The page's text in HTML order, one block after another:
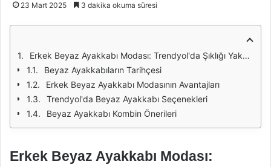
23 Mart 2025 3 dakika okuma süresi
Erkek Beyaz Ayakkabı Modası: Trendyol'da Şıklığı Yakalayın
Beyaz Ayakkabıların Tarihçesi
Erkek Beyaz Ayakkabı Modasının Avantajları
Trendyol'da Beyaz Ayakkabı Seçenekleri
Beyaz Ayakkabı Kombin Önerileri
Erkek Beyaz Ayakkabı Modası: